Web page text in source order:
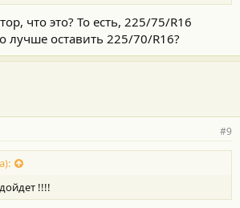
что это? То есть, 225/75/R16
лучше оставить 225/70/R16?
#9
!!!!